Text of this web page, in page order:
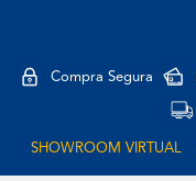
Compra Segura
SHOWROOM VIRTUAL